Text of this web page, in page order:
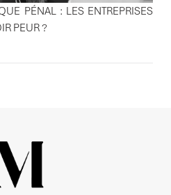
PÉNAL : LES ENTREPRISES
PEUR ?